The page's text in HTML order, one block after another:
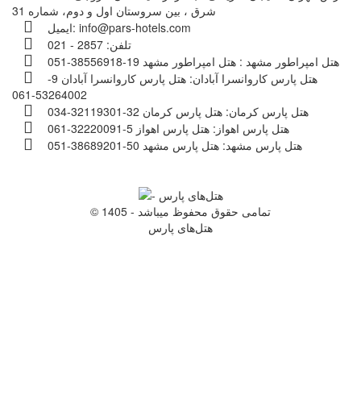
شرق ، بین سروستان اول و دوم، شماره 31
ایمیل: info@pars-hotels.com
تلفن:
هتل امپراطور مشهد : هتل امپراطور مشهد 19-38556918-051
هتل پارس کاروانسرا آبادان:
هتل پارس کاروانسرا آبادان 9-
53264002-061
هتل پارس کرمان: هتل پارس کرمان 32-32119301-034
هتل پارس اهواز: هتل پارس اهواز 5-32220091-061
هتل پارس مشهد: هتل پارس مشهد 50-38689201-051
© 1405 - تمامی حقوق محفوظ میباشد
هتل‌های پارس